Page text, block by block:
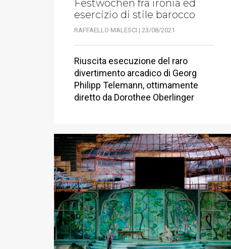
Festwochen fra ironia ed
esercizio di stile barocco
RAFFAELLO MALESCI | 23/08/2021
Riuscita esecuzione del raro
divertimento arcadico di Georg
Philipp Telemann, ottimamente
diretto da Dorothee Oberlinger